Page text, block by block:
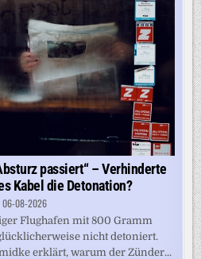
passiert“ – Verhinderte
Kabel die Detonation?
06-08-2026
Flughafen mit 800 Gramm
nicht detoniert.
erklärt, warum der Zünder...